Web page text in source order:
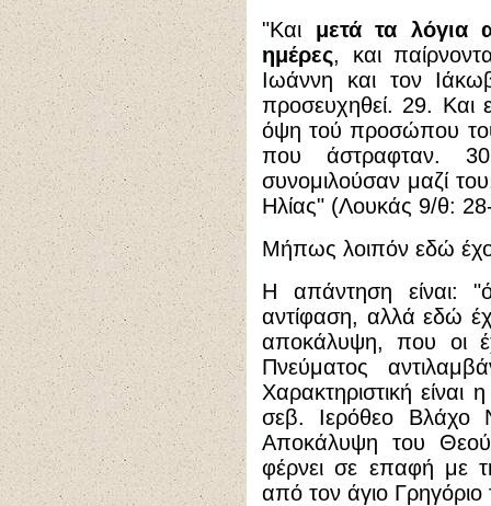
"Και μετά τα λόγια
ημέρες, και
Ιωάννη και τον
προσευχηθεί. 29. Και
όψη τού προσώπου
που άστραφταν.
συνομιλούσαν μαζί
Ηλίας" (Λουκάς 9/θ:
Μήπως λοιπόν εδώ
Η απάντηση είναι:
αντίφαση, αλλά εδώ
αποκάλυψη, που οι
Πνεύματος
Χαρακτηριστική
σεβ. Ιερόθεο Βλάχο
Αποκάλυψη του
φέρνει σε επαφή με
από τον άγιο